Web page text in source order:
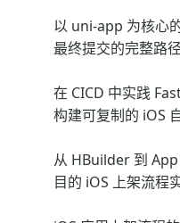
以 uni-app 为核心
最终提交的完整路径
在 CICD 中实践
构建可复制的 iOS
从 HBuilder 到
目的 iOS 上架流程